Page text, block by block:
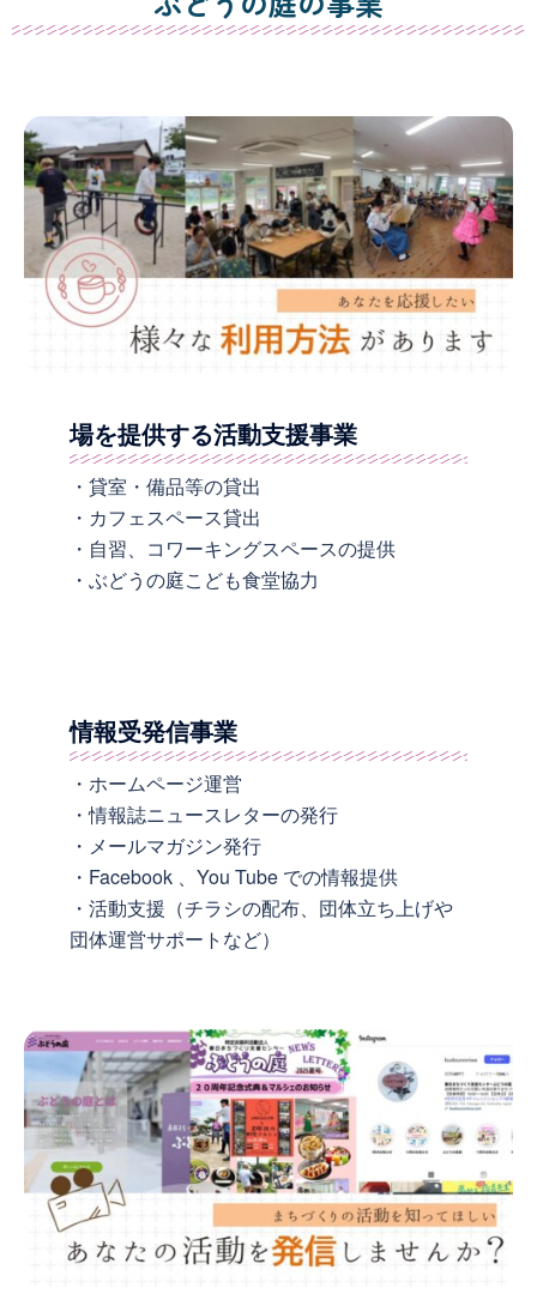
場を提供する活動支援事業
・貸室・備品等の貸出
・カフェスペース貸出
・自習、コワーキングスペースの提供
・ぶどうの庭こども食堂協力
情報受発信事業
・ホームページ運営
・情報誌ニュースレターの発行
・メールマガジン発行
・Facebook 、You Tube での情報提供
・活動支援（チラシの配布、団体立ち上げや
団体運営サポートなど）